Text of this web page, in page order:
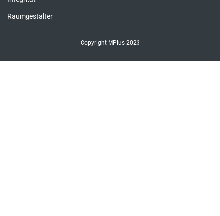
Raumgestalter
Copyright MPlus 2023